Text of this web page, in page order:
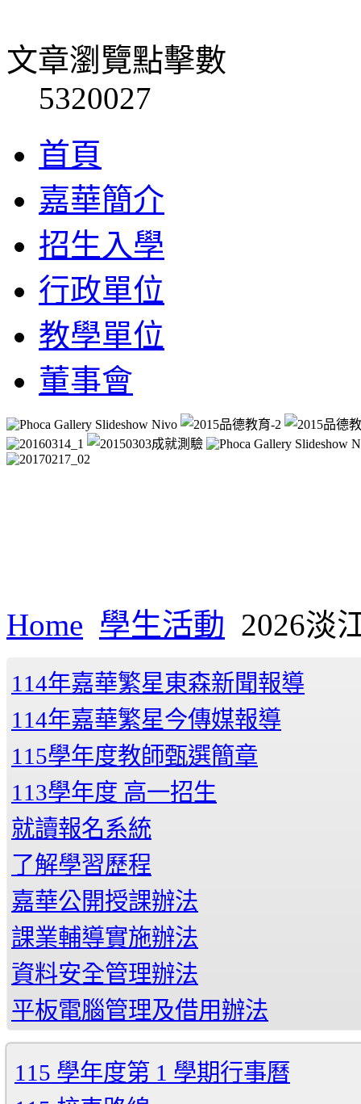
文章瀏覽點擊數
5320027
首頁
嘉華簡介
招生入學
行政單位
教學單位
董事會
Home 學生活動 2026淡
114年嘉華繁星東森新聞報導
114年嘉華繁星今傳媒報導
115學年度教師甄選簡章
113學年度 高一招生
就讀報名系統
了解學習歷程
嘉華公開授課辦法
課業輔導實施辦法
資料安全管理辦法
平板電腦管理及借用辦法
115 學年度第 1 學期行事曆